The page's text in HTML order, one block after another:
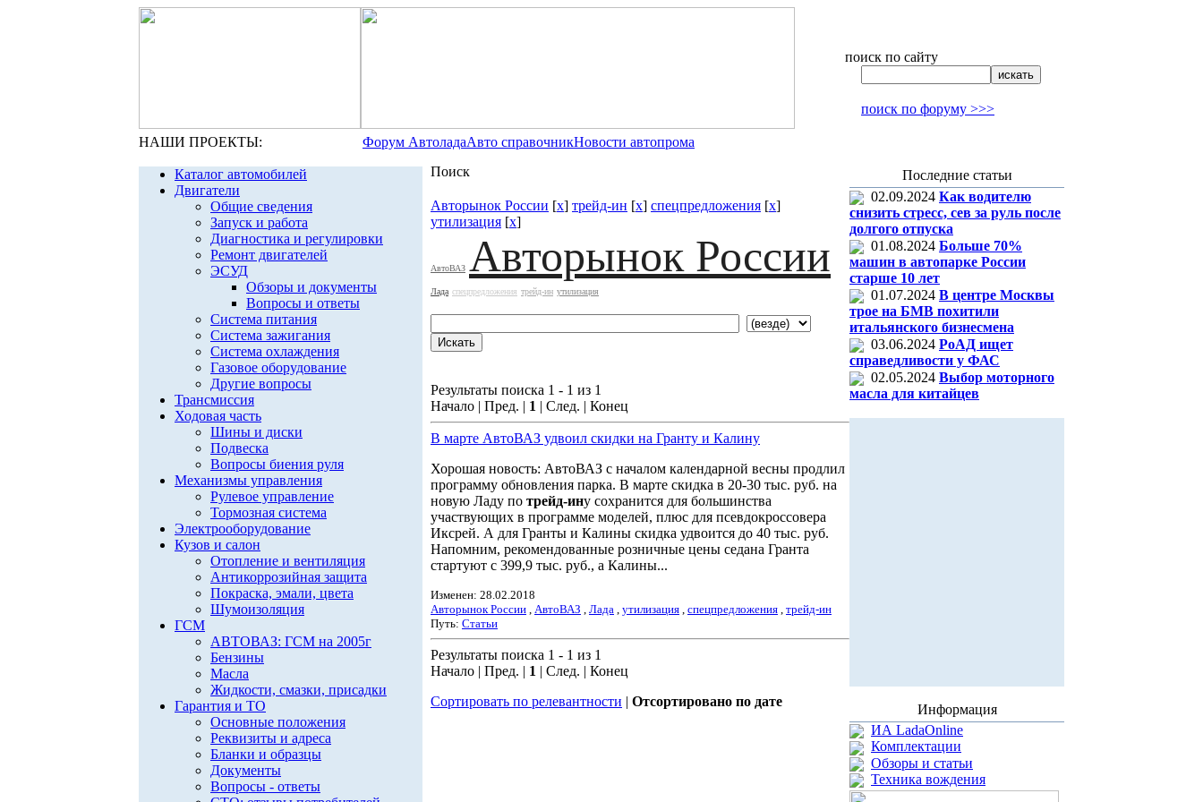
поиск по сайту
поиск по форуму >>>
НАШИ ПРОЕКТЫ: Форум АвтоладаАвто справочникНовости автопрома
Каталог автомобилей
Двигатели
Общие сведения
Запуск и работа
Диагностика и регулировки
Ремонт двигателей
ЭСУД
Обзоры и документы
Вопросы и ответы
Система питания
Система зажигания
Система охлаждения
Газовое оборудование
Другие вопросы
Трансмиссия
Ходовая часть
Шины и диски
Подвеска
Вопросы биения руля
Механизмы управления
Рулевое управление
Тормозная система
Электрооборудование
Кузов и салон
Отопление и вентиляция
Антикоррозийная защита
Покраска, эмали, цвета
Шумоизоляция
ГСМ
АВТОВАЗ: ГСМ на 2005г
Бензины
Масла
Жидкости, смазки, присадки
Гарантия и ТО
Основные положения
Реквизиты и адреса
Бланки и образцы
Документы
Вопросы - ответы
Поиск
Авторынок России [x] трейд-ин [x] спецпредложения [x]
утилизация [x]
АвтоВАЗ Авторынок России
Лада спецпредложения трейд-ин утилизация
Результаты поиска 1 - 1 из 1
Начало | Пред. | 1 | След. | Конец
В марте АвтоВАЗ удвоил скидки на Гранту и Калину
Хорошая новость: АвтоВАЗ с началом календарной весны продлил
программу обновления парка. В марте скидка в 20-30 тыс. руб. на
новую Ладу по трейд-ину сохранится для большинства
участвующих в программе моделей, плюс для псевдокроссовера
Иксрей. А для Гранты и Калины скидка удвоится до 40 тыс. руб.
Напомним, рекомендованные розничные цены седана Гранта
стартуют с 399,9 тыс. руб., а Калины...
Изменен: 28.02.2018
Авторынок России , АвтоВАЗ , Лада , утилизация , спецпредложения , трейд-ин
Путь: Статьи
Результаты поиска 1 - 1 из 1
Начало | Пред. | 1 | След. | Конец
Сортировать по релевантности | Отсортировано по дате
Последние статьи
02.09.2024 Как водителю
снизить стресс, сев за руль после
долгого отпуска
01.08.2024 Больше 70%
машин в автопарке России
старше 10 лет
01.07.2024 В центре Москвы
трое на БМВ похитили
итальянского бизнесмена
03.06.2024 РоАД ищет
справедливости у ФАС
02.05.2024 Выбор моторного
масла для китайцев
Информация
ИА LadaOnline
Комплектации
Обзоры и статьи
Техника вождения